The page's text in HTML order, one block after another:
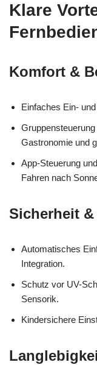
Klare
Komfort &
Einfaches Ein-
Gastronomie und
App-Steuerung
Fahren nach
Sicherheit
Automatisches
Integration.
Schutz vor UV-
Sensorik.
Kindersichere